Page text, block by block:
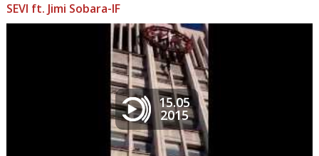
SEVI ft. Jimi Sobara-IF
15.05
2015